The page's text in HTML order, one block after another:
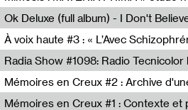
Francesco Russo,Scuola della Crisi
À voix haute #3 : « L’Avec
Radio Orange 94.0
Sophie Auger-Grappin